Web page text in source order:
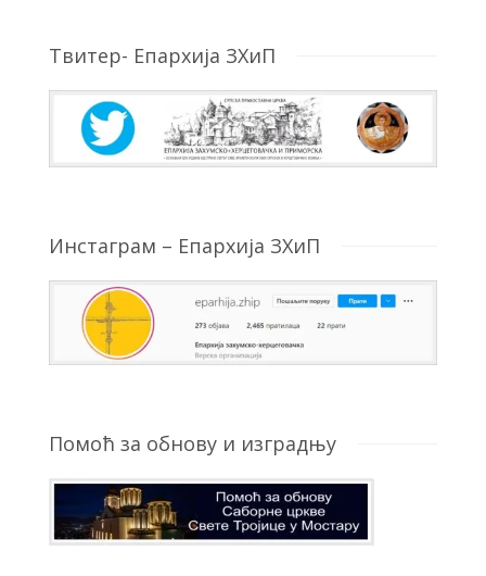
Твитер- Епархија ЗХиП
Инстаграм – Епархија ЗХиП
Помоћ за обнову и изградњу